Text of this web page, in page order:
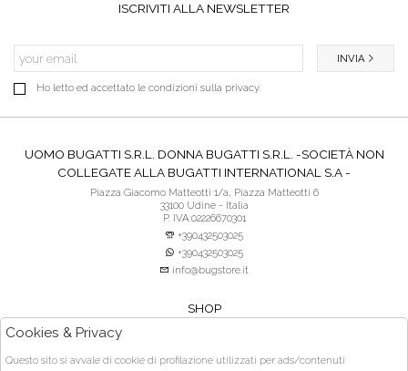
ISCRIVITI ALLA NEWSLETTER
Ho letto ed accettato le condizioni sulla privacy.
INVIA
UOMO BUGATTI S.R.L. DONNA BUGATTI S.R.L. -SOCIETÀ NON
COLLEGATE ALLA BUGATTI INTERNATIONAL S.A -
Piazza Giacomo Matteotti 1/a, Piazza Matteotti 6
33100 Udine - Italia
P. IVA:02226670301
+390432503025
+390432503025
info@bugstore.it
SHOP
ACQUISTO SICURO
Cookies & Privacy
Questo sito si avvale di cookie di profilazione utilizzati per ads/contenuti